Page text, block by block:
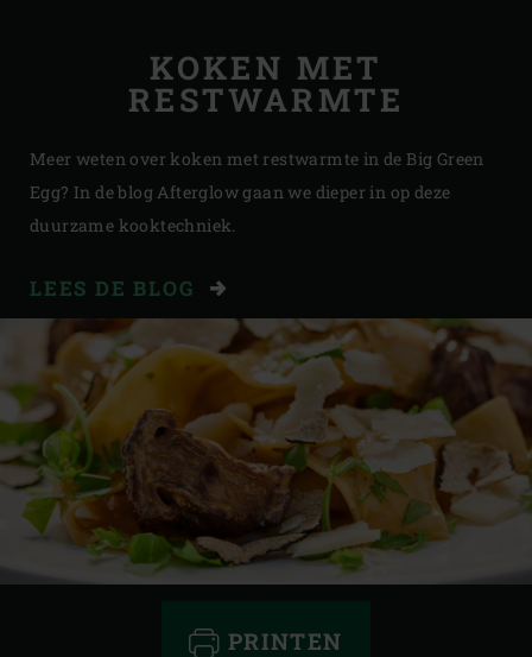
KOKEN MET
RESTWARMTE
Meer weten over koken met restwarmte in de Big Green
Egg? In de blog Afterglow gaan we dieper in op deze
duurzame kooktechniek.
LEES DE BLOG
PRINTEN